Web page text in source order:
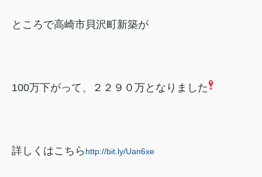
ところで高崎市貝沢町新築が
100万下がって、２２９０万となりました
詳しくはこちら http://bit.ly/Uan6xe